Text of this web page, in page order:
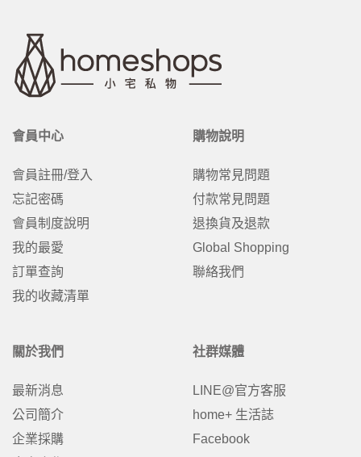
會員中心
會員註冊/登入
忘記密碼
會員制度說明
我的最愛
訂單查詢
我的收藏清單
購物說明
購物常見問題
付款常見問題
退換貨及退款
Global Shopping
聯絡我們
關於我們
最新消息
公司簡介
企業採購
社群媒體
LINE@官方客服
home+ 生活誌
Facebook